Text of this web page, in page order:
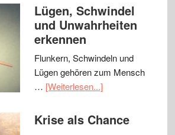
Lügen, Schwindel
und Unwahrheiten
erkennen
Flunkern, Schwindeln und
Lügen gehören zum Mensch
… [Weiterlesen...]
Krise als Chance